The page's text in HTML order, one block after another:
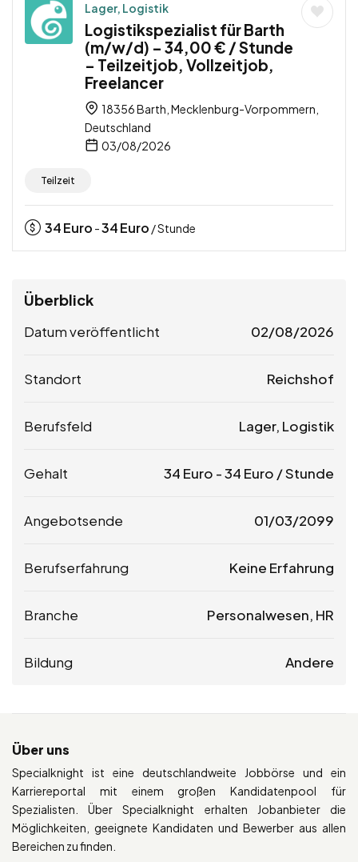
Lager, Logistik
Logistikspezialist für Barth
(m/w/d) – 34,00 € / Stunde
– Teilzeitjob, Vollzeitjob,
Freelancer
18356 Barth, Mecklenburg-Vorpommern,
Deutschland
03/08/2026
Teilzeit
34Euro -34Euro / Stunde
Überblick
Datum veröffentlicht 02/08/2026
Standort Reichshof
Berufsfeld Lager, Logistik
Gehalt 34 Euro -34 Euro / Stunde
Angebotsende 01/03/2099
Berufserfahrung Keine Erfahrung
Branche Personalwesen, HR
Bildung Andere
Über uns
Specialknight ist eine deutschlandweite Jobbörse und ein
Karriereportal mit einem großen Kandidatenpool für
Spezialisten. Über Specialknight erhalten Jobanbieter die
Möglichkeiten, geeignete Kandidaten und Bewerber aus allen
Bereichen zu finden.